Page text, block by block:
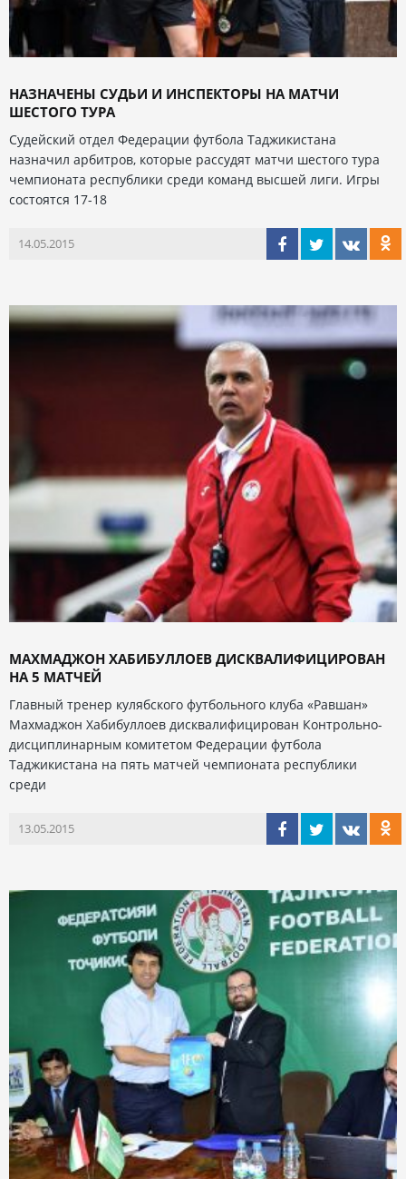
НАЗНАЧЕНЫ СУДЬИ И ИНСПЕКТОРЫ НА МАТЧИ
ШЕСТОГО ТУРА
Судейский отдел Федерации футбола Таджикистана
назначил арбитров, которые рассудят матчи шестого тура
чемпионата республики среди команд высшей лиги. Игры
состоятся 17-18
14.05.2015
МАХМАДЖОН ХАБИБУЛЛОЕВ ДИСКВАЛИФИЦИРОВАН
НА 5 МАТЧЕЙ
Главный тренер кулябского футбольного клуба «Равшан»
Махмаджон Хабибуллоев дисквалифицирован Контрольно-
дисциплинарным комитетом Федерации футбола
Таджикистана на пять матчей чемпионата республики
среди
13.05.2015